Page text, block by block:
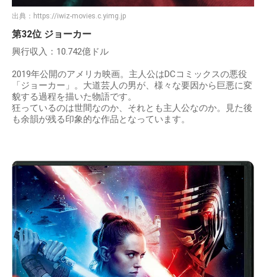
出典： https://iwiz-movies.c.yimg.jp
第32位 ジョーカー
興行収入：10.742億ドル
2019年公開のアメリカ映画。主人公はDCコミックスの悪役
「ジョーカー」。大道芸人の男が、様々な要因から巨悪に変
貌する過程を描いた物語です。
狂っているのは世間なのか、それとも主人公なのか。見た後
も余韻が残る印象的な作品となっています。